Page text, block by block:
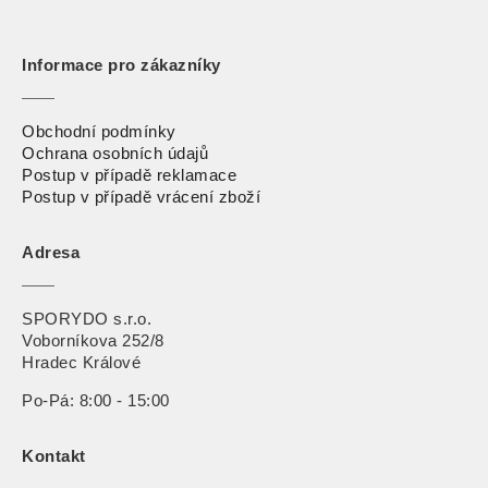
Informace pro zákazníky
Obchodní podmínky
Ochrana osobních údajů
Postup v případě reklamace
Postup v případě vrácení zboží
Adresa
SPORYDO s.r.o.
Voborníkova 252/8
Hradec Králové
Po-Pá: 8:00 - 15:00
Kontakt